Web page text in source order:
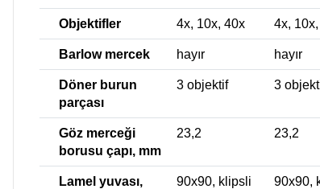
Objektifler 4х, 10х, 40х 4х,
Barlow mercek hayır hayır
Döner burun
parçası
3 objektif 3
Göz merceği
borusu çapı, mm
23,2 23,2
Lamel yuvası,
90x90, klipsli 90x90,